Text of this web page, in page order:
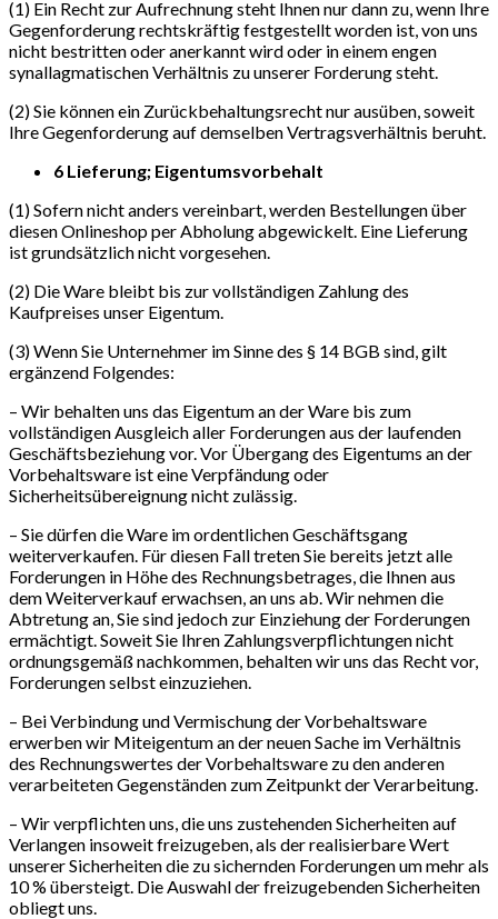
(1) Ein Recht zur Aufrechnung steht Ihnen nur dann zu, wenn Ihre
Gegenforderung rechtskräftig festgestellt worden ist, von uns
nicht bestritten oder anerkannt wird oder in einem engen
synallagmatischen Verhältnis zu unserer Forderung steht.
(2) Sie können ein Zurückbehaltungsrecht nur ausüben, soweit
Ihre Gegenforderung auf demselben Vertragsverhältnis beruht.
6 Lieferung; Eigentumsvorbehalt
(1) Sofern nicht anders vereinbart, werden Bestellungen über
diesen Onlineshop per Abholung abgewickelt. Eine Lieferung
ist grundsätzlich nicht vorgesehen.
(2) Die Ware bleibt bis zur vollständigen Zahlung des
Kaufpreises unser Eigentum.
(3) Wenn Sie Unternehmer im Sinne des § 14 BGB sind, gilt
ergänzend Folgendes:
– Wir behalten uns das Eigentum an der Ware bis zum
vollständigen Ausgleich aller Forderungen aus der laufenden
Geschäftsbeziehung vor. Vor Übergang des Eigentums an der
Vorbehaltsware ist eine Verpfändung oder
Sicherheitsübereignung nicht zulässig.
– Sie dürfen die Ware im ordentlichen Geschäftsgang
weiterverkaufen. Für diesen Fall treten Sie bereits jetzt alle
Forderungen in Höhe des Rechnungsbetrages, die Ihnen aus
dem Weiterverkauf erwachsen, an uns ab. Wir nehmen die
Abtretung an, Sie sind jedoch zur Einziehung der Forderungen
ermächtigt. Soweit Sie Ihren Zahlungsverpflichtungen nicht
ordnungsgemäß nachkommen, behalten wir uns das Recht vor,
Forderungen selbst einzuziehen.
– Bei Verbindung und Vermischung der Vorbehaltsware
erwerben wir Miteigentum an der neuen Sache im Verhältnis
des Rechnungswertes der Vorbehaltsware zu den anderen
verarbeiteten Gegenständen zum Zeitpunkt der Verarbeitung.
– Wir verpflichten uns, die uns zustehenden Sicherheiten auf
Verlangen insoweit freizugeben, als der realisierbare Wert
unserer Sicherheiten die zu sichernden Forderungen um mehr als
10 % übersteigt. Die Auswahl der freizugebenden Sicherheiten
obliegt uns.